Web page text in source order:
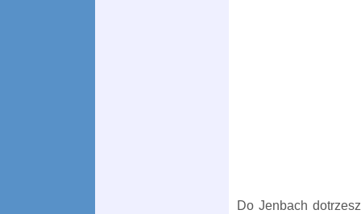
Do Jenbach